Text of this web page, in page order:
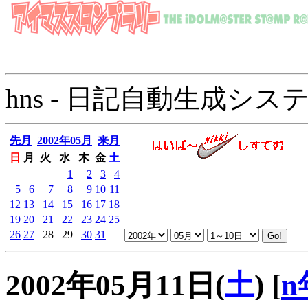
hns - 日記自動生成シス
先月 2002年05月
来月
日
月 火 水 木 金 土
1
2 3
4
5
6 7 8 9 10 11
12 13 14 15 16 17 18
19 20 21 22 23 24 25
26 27 28 29 30 31
2002年05月11日(土) [n